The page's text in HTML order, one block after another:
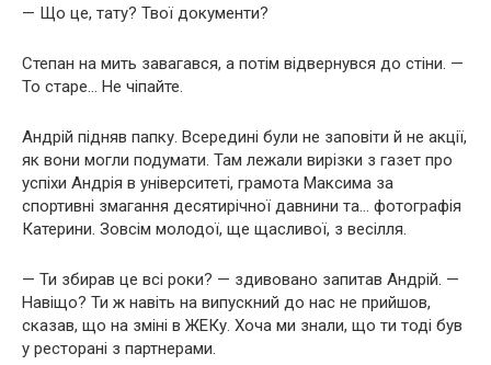
— Що це, тату? Твої документи?
Степан на мить завагався, а потім відвернувся до стіни. —
То старе… Не чіпайте.
Андрій підняв папку. Всередині були не заповіти й не акції,
як вони могли подумати. Там лежали вирізки з газет про
успіхи Андрія в університеті, грамота Максима за
спортивні змагання десятирічної давнини та… фотографія
Катерини. Зовсім молодої, ще щасливої, з весілля.
— Ти збирав це всі роки? — здивовано запитав Андрій. —
Навіщо? Ти ж навіть на випускний до нас не прийшов,
сказав, що на зміні в ЖЕКу. Хоча ми знали, що ти тоді був
у ресторані з партнерами.